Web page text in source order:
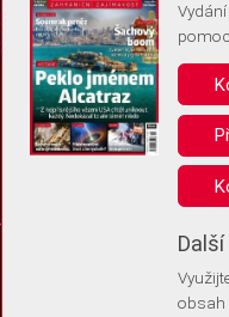
Pro základní fungování webu
(tzv. cookies apod.). Rádi
uložením volitelných
Anonymní unikátní ID
Díky němu příště poznáme,
Identifikátor je zcela
Vaše souhlasy a odmítnutí si
vás už příště znovu neptali.
obsah